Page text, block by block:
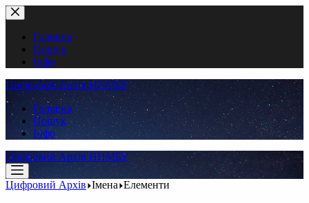
Перейти
до
вмістуГоловна
Пошук
Інфо
Цифровий Архів ННМБУ
Головна
Пошук
Інфо
Цифровий Архів ННМБУ
Цифровий Архів Імена Елементи